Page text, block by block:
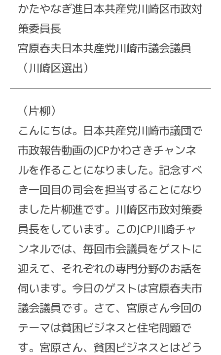
かたやなぎ進日本共産党川崎区市政対
策委員長
宮原春夫日本共産党川崎市議会議員
（川崎区選出）
（片柳）
こんにちは。日本共産党川崎市議団で
市政報告動画のJCPかわさきチャンネ
ルを作ることになりました。記念すべ
き一回目の司会を担当することになり
ました片柳進です。川崎区市政対策委
員長をしています。このJCP川崎チャ
ンネルでは、毎回市会議員をゲストに
迎えて、それぞれの専門分野のお話を
伺います。今日のゲストは宮原春夫市
議会議員です。さて、宮原さん今回の
テーマは貧困ビジネスと住宅問題で
す。宮原さん、貧困ビジネスとはどう